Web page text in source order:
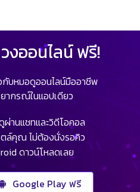
ออนไลน์ ฟรี!
บหมอดูออนไลน์มืออาชีพ
ากรณ์ในแอปเดียว
านแชทและวิดีโอคอล
ล์คุณ ไม่ต้องนั่งรอคิว
ดาวน์โหลดเลย
Google Play ฟรี